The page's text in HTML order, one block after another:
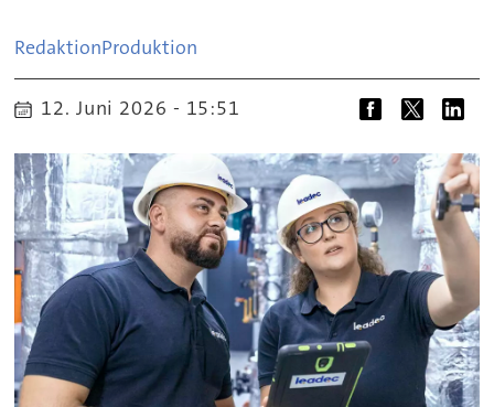
RedaktionProduktion
12. Juni 2026 - 15:51